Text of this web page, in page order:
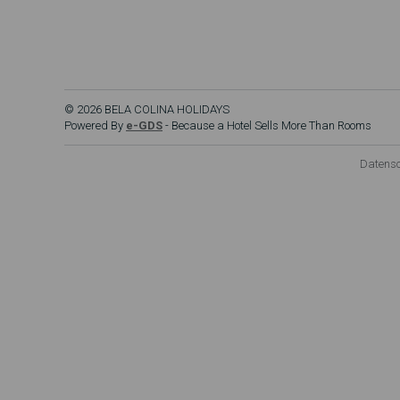
© 2026 BELA COLINA HOLIDAYS
Powered By e-GDS - Because a Hotel Sells More Than Rooms